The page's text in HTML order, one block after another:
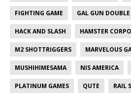
FIGHTING GAME GAL GUN DOUBLE
HACK AND SLASH HAMSTER
M2 SHOTTRIGGERS MARVELOUS
MUSHIHIMESAMA NIS AMERICA
PLATINUM GAMES QUTE RAIL